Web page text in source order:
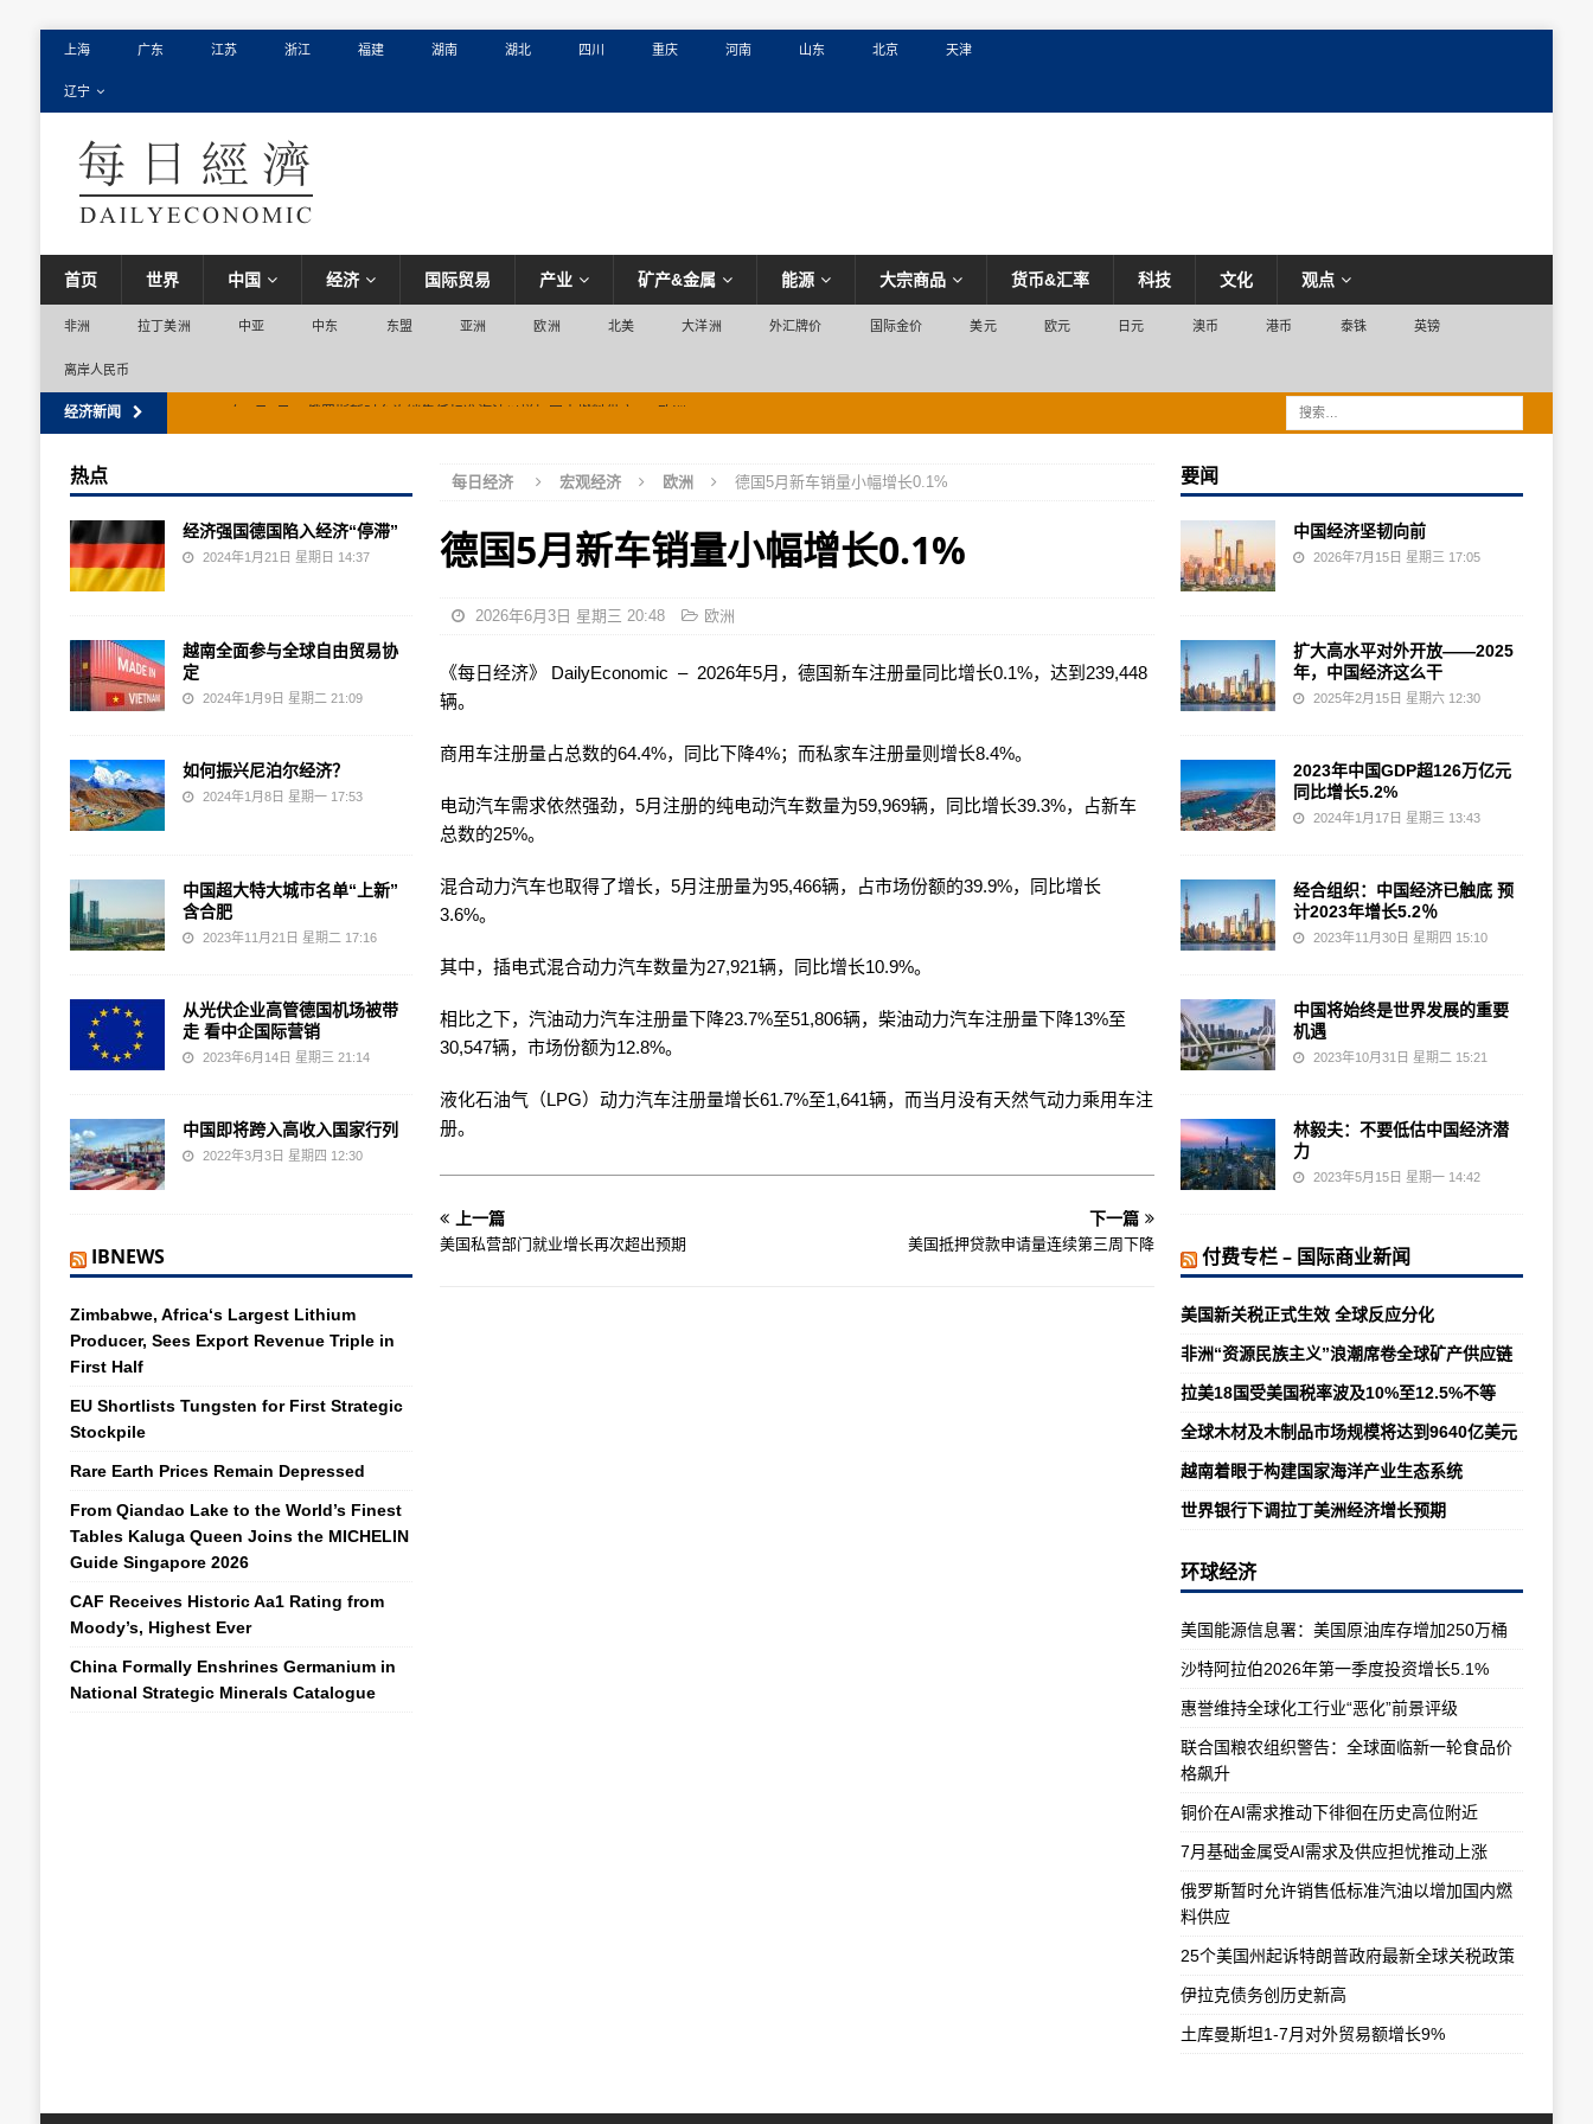
上海 广东 江苏 浙江 福建 湖南 湖北 四川 重庆 河南 山东 北京 天津
辽宁
首页 世界 中国 经济 国际贸易 产业 矿产&金属 能源 大宗商品 货币&汇率 科技 文化 观点
非洲 拉丁美洲 中亚 中东 东盟 亚洲 欧洲 北美 大洋洲 外汇牌价 国际金价 美元 欧元 日元 澳币 港币 泰铢 英镑
离岸人民币
经济新闻
每日经济 宏观经济 欧洲 德国5月新车销量小幅增长0.1%
德国5月新车销量小幅增长0.1%
2026年6月3日 星期三 20:48 欧洲
《每日经济》 DailyEconomic – 2026年5月，德国新车注册量同比增长0.1%，达到239,448
辆。
商用车注册量占总数的64.4%，同比下降4%；而私家车注册量则增长8.4%。
电动汽车需求依然强劲，5月注册的纯电动汽车数量为59,969辆，同比增长39.3%，占新车
总数的25%。
混合动力汽车也取得了增长，5月注册量为95,466辆，占市场份额的39.9%，同比增长
3.6%。
其中，插电式混合动力汽车数量为27,921辆，同比增长10.9%。
相比之下，汽油动力汽车注册量下降23.7%至51,806辆，柴油动力汽车注册量下降13%至
30,547辆，市场份额为12.8%。
液化石油气（LPG）动力汽车注册量增长61.7%至1,641辆，而当月没有天然气动力乘用车注
册。
上一篇
美国私营部门就业增长再次超出预期
下一篇
美国抵押贷款申请量连续第三周下降
热点
经济强国德国陷入经济“停滞”
2024年1月21日 星期日 14:37
越南全面参与全球自由贸易协
定
2024年1月9日 星期二 21:09
如何振兴尼泊尔经济？
2024年1月8日 星期一 17:53
中国超大特大城市名单“上新”
含合肥
2023年11月21日 星期二 17:16
从光伏企业高管德国机场被带
走 看中企国际营销
2023年6月14日 星期三 21:14
中国即将跨入高收入国家行列
2022年3月3日 星期四 12:30
IBNEWS
Zimbabwe, Africa‘s Largest Lithium
Producer, Sees Export Revenue Triple in
First Half
EU Shortlists Tungsten for First Strategic
Stockpile
Rare Earth Prices Remain Depressed
From Qiandao Lake to the World’s Finest
Tables Kaluga Queen Joins the MICHELIN
Guide Singapore 2026
CAF Receives Historic Aa1 Rating from
Moody’s, Highest Ever
China Formally Enshrines Germanium in
National Strategic Minerals Catalogue
要闻
中国经济坚韧向前
2026年7月15日 星期三 17:05
扩大高水平对外开放——2025
年，中国经济这么干
2025年2月15日 星期六 12:30
2023年中国GDP超126万亿元
同比增长5.2%
2024年1月17日 星期三 13:43
经合组织：中国经济已触底 预
计2023年增长5.2％
2023年11月30日 星期四 15:10
中国将始终是世界发展的重要
机遇
2023年10月31日 星期二 15:21
林毅夫：不要低估中国经济潜
力
2023年5月15日 星期一 14:42
付费专栏 – 国际商业新闻
美国新关税正式生效 全球反应分化
非洲“资源民族主义”浪潮席卷全球矿产供应链
拉美18国受美国税率波及10%至12.5%不等
全球木材及木制品市场规模将达到9640亿美元
越南着眼于构建国家海洋产业生态系统
世界银行下调拉丁美洲经济增长预期
环球经济
美国能源信息署：美国原油库存增加250万桶
沙特阿拉伯2026年第一季度投资增长5.1%
惠誉维持全球化工行业“恶化”前景评级
联合国粮农组织警告：全球面临新一轮食品价
格飙升
铜价在AI需求推动下徘徊在历史高位附近
7月基础金属受AI需求及供应担忧推动上涨
俄罗斯暂时允许销售低标准汽油以增加国内燃
料供应
25个美国州起诉特朗普政府最新全球关税政策
伊拉克债务创历史新高
土库曼斯坦1-7月对外贸易额增长9%